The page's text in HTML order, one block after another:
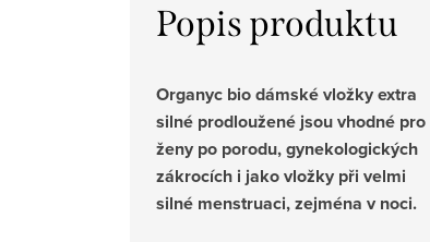
Popis produktu
Organyc bio dámské vložky extra
silné prodloužené jsou vhodné pro
ženy po porodu, gynekologických
zákrocích i jako vložky při velmi
silné menstruaci, zejména v noci.